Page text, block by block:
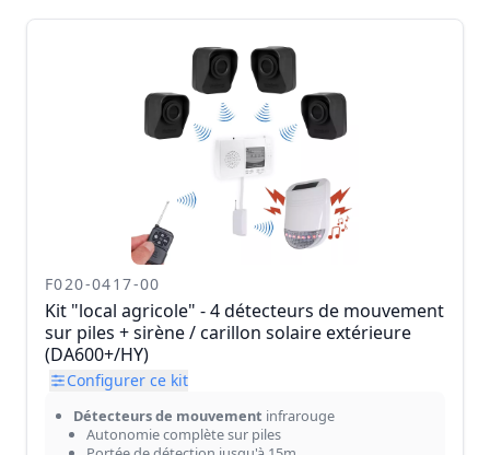
F020-0417-00
Kit "local agricole" - 4 détecteurs de mouvement
sur piles + sirène / carillon solaire extérieure
(DA600+/HY)
Configurer ce kit
Détecteurs de mouvement infrarouge
Autonomie complète sur piles